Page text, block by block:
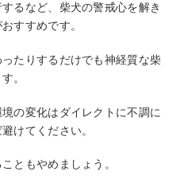
るなど、柴犬の警戒心を解き
すすめです。
たりするだけでも神経質な柴
。
の変化はダイレクトに不調に
けてください。
ともやめましょう。